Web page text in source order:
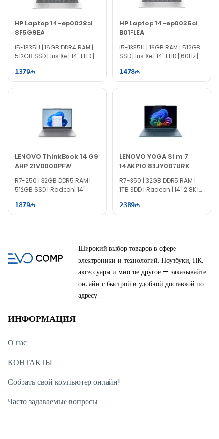
HP Laptop 14-ep0028ci
8F5G9EA
i5-1335U | 16GB DDR4 RAM |
512GB SSD | Iris Xe | 14" FHD |
1379
HP Laptop 14-ep0035ci
B01FLEA
i5-1335U | 16GB RAM | 512GB
SSD | Iris Xe | 14" FHD | 60Hz |
1478
LENOVO ThinkBook 14 G9
AHP 21V0000PFW
R7-250 | 32GB DDR5 RAM |
512GB SSD | Radeon| 14"
1879
LENOVO YOGA Slim 7
14AKP10 83JY007URK
R7-350 | 32GB DDR5 RAM |
1TB SDD | Radeon | 14" 2.8K |
2389
Широкий выбор товаров в сфере
электроники и технологий. Ноутбуки, ПК,
аксессуары и многое другое — заказывайте
онлайн с быстрой и удобной доставкой по
адресу.
ИНФОРМАЦИЯ
О нас
КОНТАКТЫ
Собрать свой компьютер онлайн!
Часто задаваемые вопросы